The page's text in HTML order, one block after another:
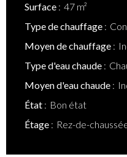
Surface
47 m²
Type de chauffage
Moyen de chauffage
Type d'eau chaude
Moyen d'eau chaude
État
Bon état
Étage
Rez-de-